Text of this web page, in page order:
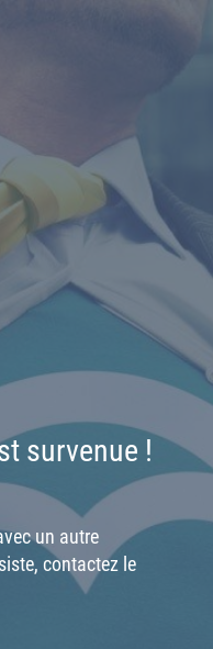
survenue !
un autre
contactez le